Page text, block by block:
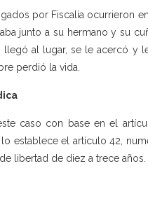
por Fiscalía ocurrieron
junto a su hermano y su
llegó al lugar, se le acercó y
perdió la vida.
caso con base en el
establece el artículo 42,
libertad de diez a trece años.